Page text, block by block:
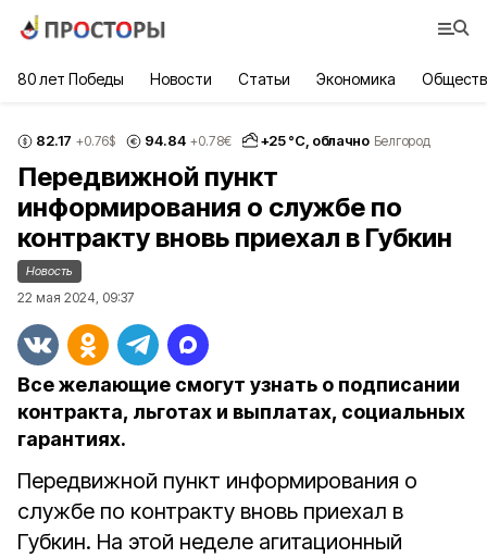
80 лет Победы Новости Статьи Экономика
82.17 +0.76$ 94.84 +0.78€ +25°С, облачно Белгород
Передвижной пункт
информирования о службе по
контракту вновь приехал в Губкин
Новость
22 мая 2024, 09:37
Все желающие смогут узнать о подписании
контракта, льготах и выплатах, социальных
гарантиях.
Передвижной пункт информирования о
службе по контракту вновь приехал в
Губкин. На этой неделе агитационный